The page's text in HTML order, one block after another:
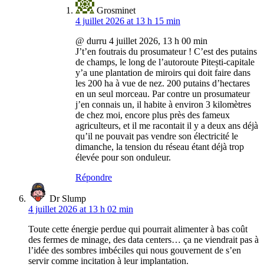
Grosminet
4 juillet 2026 at 13 h 15 min
@ durru 4 juillet 2026, 13 h 00 min
J’t’en foutrais du prosumateur ! C’est des putains
de champs, le long de l’autoroute Pitești-capitale
y’a une plantation de miroirs qui doit faire dans
les 200 ha à vue de nez. 200 putains d’hectares
en un seul morceau. Par contre un prosumateur
j’en connais un, il habite à environ 3 kilomètres
de chez moi, encore plus près des fameux
agriculteurs, et il me racontait il y a deux ans déjà
qu’il ne pouvait pas vendre son électricité le
dimanche, la tension du réseau étant déjà trop
élevée pour son onduleur.
Répondre
Dr Slump
4 juillet 2026 at 13 h 02 min
Toute cette énergie perdue qui pourrait alimenter à bas coût
des fermes de minage, des data centers… ça ne viendrait pas à
l’idée des sombres imbéciles qui nous gouvernent de s’en
servir comme incitation à leur implantation.